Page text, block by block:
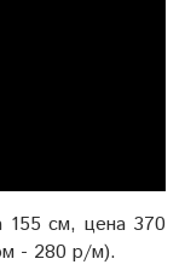
см, цена 370
- 280 р/м).